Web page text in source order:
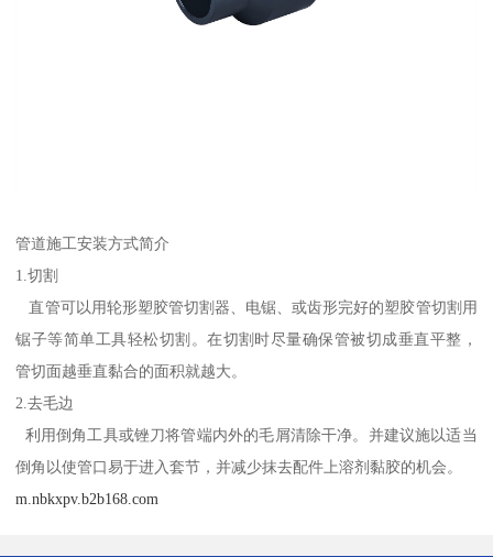
管道施工安装方式简介
1.切割
直管可以用轮形塑胶管切割器、电锯、或齿形完好的塑胶管切割用
锯子等简单工具轻松切割。在切割时尽量确保管被切成垂直平整，
管切面越垂直黏合的面积就越大。
2.去毛边
利用倒角工具或锉刀将管端内外的毛屑清除干净。并建议施以适当
倒角以使管口易于进入套节，并减少抹去配件上溶剂黏胶的机会。
m.nbkxpv.b2b168.com